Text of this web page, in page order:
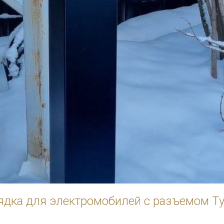
для электромобилей с разъемом